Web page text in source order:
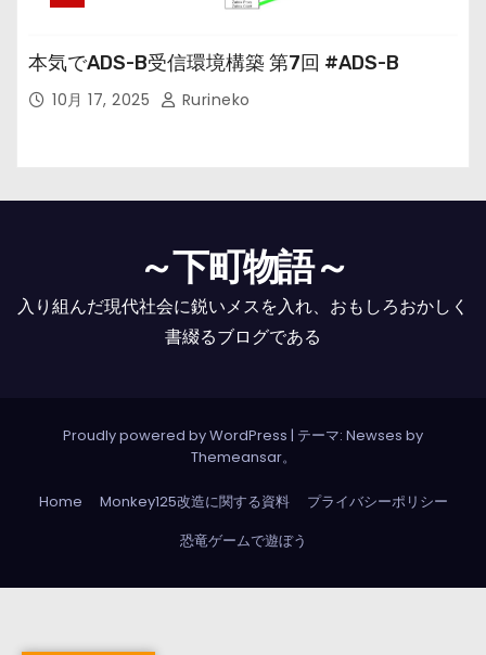
本気でADS-B受信環境構築 第7回 #ADS-B
10月 17, 2025 Rurineko
～下町物語～
入り組んだ現代社会に鋭いメスを入れ、おもしろおかしく
書綴るブログである
Proudly powered by WordPress | テーマ: Newses by
Themeansar。
Home Monkey125改造に関する資料
プライバシーポリシー
恐竜ゲームで遊ぼう